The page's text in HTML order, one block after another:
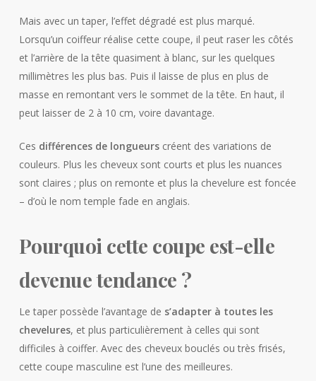
Mais avec un taper, l’effet dégradé est plus marqué.
Lorsqu’un coiffeur réalise cette coupe, il peut raser les côtés
et l’arrière de la tête quasiment à blanc, sur les quelques
millimètres les plus bas. Puis il laisse de plus en plus de
masse en remontant vers le sommet de la tête. En haut, il
peut laisser de 2 à 10 cm, voire davantage.
Ces différences de longueurscréent des variations de
couleurs. Plus les cheveux sont courts et plus les nuances
sont claires ; plus on remonte et plus la chevelure est foncée
– d’où le nom temple fade en anglais.
Pourquoi cette coupe est-elle
devenue tendance ?
Le taper possède l’avantage de s’adapter à toutes les
chevelures, et plus particulièrement à celles qui sont
difficiles à coiffer. Avec des cheveux bouclés ou très frisés,
cette coupe masculine est l’une des meilleures.